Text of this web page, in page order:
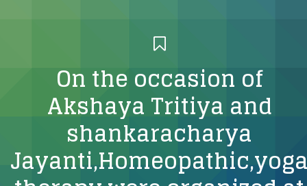
On the occasion of
Akshaya Tritiya and
shankaracharya